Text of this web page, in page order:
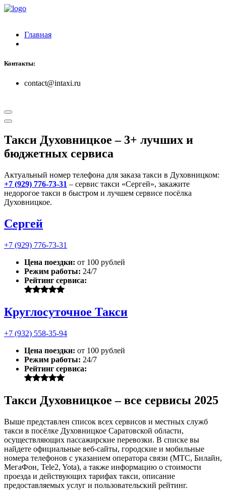
Главная
Контакты:
contact@intaxi.ru
Такси Духовницкое – 3+ лучших и
бюджетных сервиса
Актуальный номер телефона для заказа такси в Духовницком:
+7 (929) 776-73-31 – сервис такси «Сергей», закажите
недорогое такси в быстром и лучшем сервисе посёлка
Духовницкое.
Сергей
+7 (929) 776-73-31
Цена поездки: от 100 рублей
Режим работы: 24/7
Рейтинг сервиса:
Круглосуточное Такси
+7 (932) 558-35-94
Цена поездки: от 100 рублей
Режим работы: 24/7
Рейтинг сервиса:
Такси Духовницкое – все сервисы 2025
Выше представлен список всех сервисов и местных служб
такси в посёлке Духовницкое Саратовской области,
осуществляющих пассажирские перевозки. В списке вы
найдете официальные веб-сайты, городские и мобильные
номера телефонов с указанием оператора связи (МТС, Билайн,
МегаФон, Tele2, Yota), а также информацию о стоимости
проезда и действующих тарифах такси, описание
предоставляемых услуг и пользовательский рейтинг.